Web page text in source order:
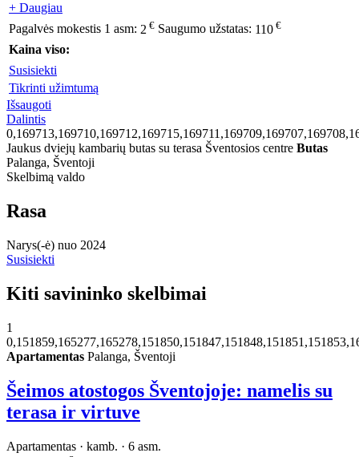
+ Daugiau
Pagalvės mokestis 1 asm: 2 € Saugumo užstatas: 110 €
Kaina viso:
Susisiekti
Tikrinti užimtumą
Išsaugoti
Dalintis
Jaukus dviejų kambarių butas su terasa Šventosios centre Butas
Palanga, Šventoji
Skelbimą valdo
Rasa
Narys(-ė) nuo 2024
Susisiekti
Kiti savininko skelbimai
1
Apartamentas Palanga, Šventoji
Šeimos atostogos Šventojoje: namelis su
terasa ir virtuve
Apartamentas · kamb. · 6 asm.